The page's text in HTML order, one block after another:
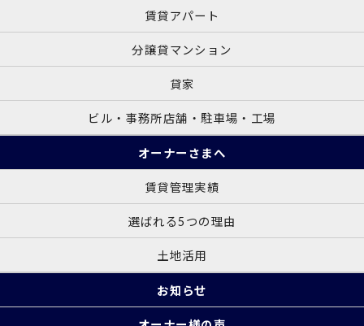
賃貸アパート
分譲貸マンション
貸家
ビル・事務所店舗・駐車場・工場
オーナーさまへ
賃貸管理実績
選ばれる5つの理由
土地活用
お知らせ